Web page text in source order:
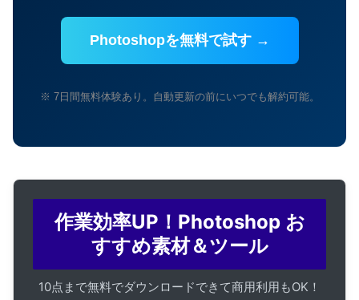
Photoshopを無料で試す →
※ 7日間無料体験あり。自動更新の前にいつでも解約可能。
作業効率UP！Photoshop お
すすめ素材＆ツール
10点まで無料でダウンロードできて商用利用もOK！